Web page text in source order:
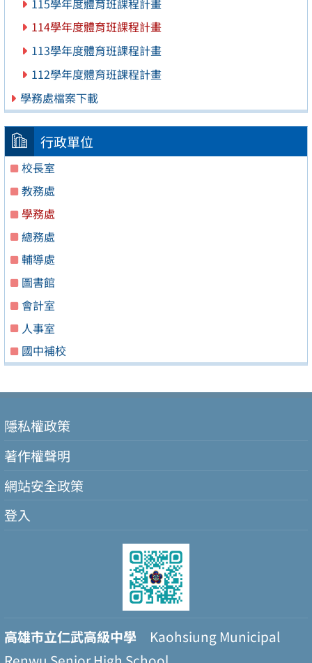
114學年度體育班課程計畫
113學年度體育班課程計畫
112學年度體育班課程計畫
學務處檔案下載
行政單位
校長室
教務處
學務處
總務處
輔導處
圖書館
會計室
人事室
國中補校
隱私權政策
著作權聲明
網站安全政策
登入
高雄市立仁武高級中學 Kaohsiung Municipal